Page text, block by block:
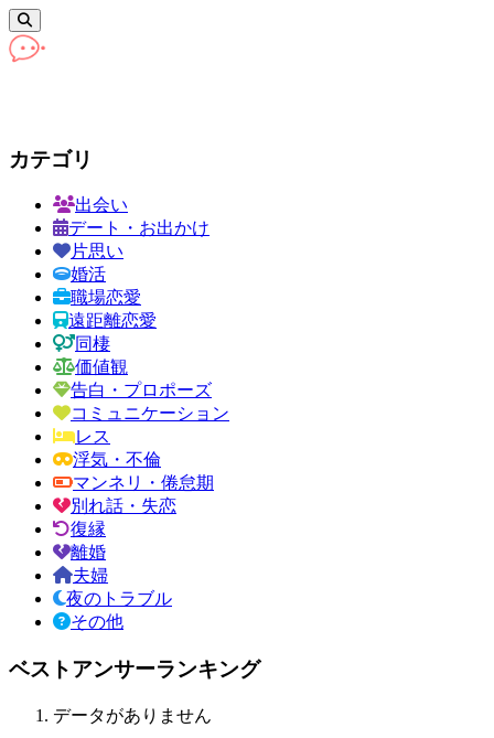
カテゴリ
出会い
デート・お出かけ
片思い
婚活
職場恋愛
遠距離恋愛
同棲
価値観
告白・プロポーズ
コミュニケーション
レス
浮気・不倫
マンネリ・倦怠期
別れ話・失恋
復縁
離婚
夫婦
夜のトラブル
その他
ベストアンサーランキング
データがありません